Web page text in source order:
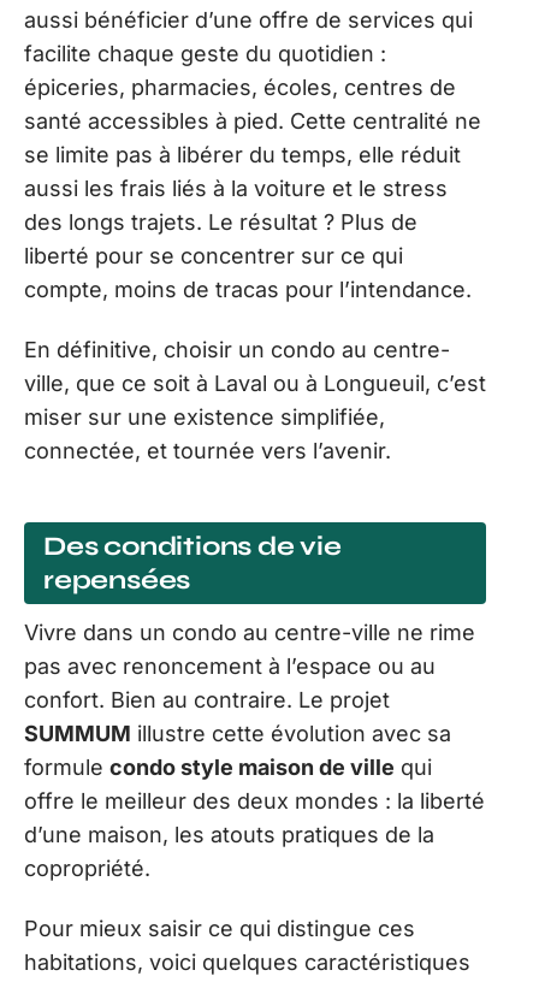
aussi bénéficier d’une offre de services qui
facilite chaque geste du quotidien :
épiceries, pharmacies, écoles, centres de
santé accessibles à pied. Cette centralité ne
se limite pas à libérer du temps, elle réduit
aussi les frais liés à la voiture et le stress
des longs trajets. Le résultat ? Plus de
liberté pour se concentrer sur ce qui
compte, moins de tracas pour l’intendance.
En définitive, choisir un condo au centre-
ville, que ce soit à Laval ou à Longueuil, c’est
miser sur une existence simplifiée,
connectée, et tournée vers l’avenir.
Des conditions de vie
repensées
Vivre dans un condo au centre-ville ne rime
pas avec renoncement à l’espace ou au
confort. Bien au contraire. Le projet
SUMMUM illustre cette évolution avec sa
formule condo style maison de ville qui
offre le meilleur des deux mondes : la liberté
d’une maison, les atouts pratiques de la
copropriété.
Pour mieux saisir ce qui distingue ces
habitations, voici quelques caractéristiques